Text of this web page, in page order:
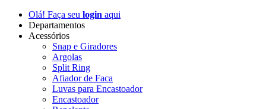
Olá! Faça seu login aqui
Departamentos
Acessórios
Snap e Giradores
Argolas
Split Ring
Afiador de Faca
Luvas para Encastoador
Encastoador